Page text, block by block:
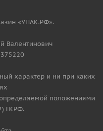
«УПАК.РФ».
Валентинович
характер и ни при каких
положениями
ГКРФ.